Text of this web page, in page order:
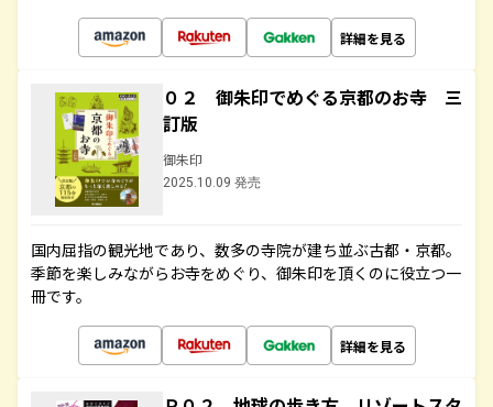
詳細を見る
０２ 御朱印でめぐる京都のお寺 三
訂版
御朱印
2025.10.09 発売
国内屈指の観光地であり、数多の寺院が建ち並ぶ古都・京都。
季節を楽しみながらお寺をめぐり、御朱印を頂くのに役立つ一
冊です。
詳細を見る